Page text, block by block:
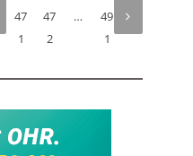
47
1
47
2
…
49
1